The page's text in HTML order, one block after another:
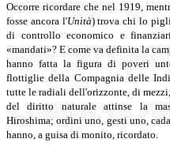
Occorre ricordare che nel 1919,
fosse ancora l'Unità) trova chi lo
di controllo economico e
«mandati»? E come va definita la
hanno fatta la figura di poveri
flottiglie della Compagnia delle
tutte le radiali dell'orizzonte, di
del diritto naturale attinse la
Hiroshima; ordini uno, gesti uno,
hanno, a guisa di monito, ricordato.